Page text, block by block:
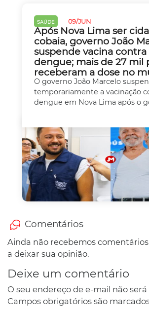
SAÚDE 09/JUN
Após Nova Lima ser
cobaia, governo João
suspende vacina contra
dengue; mais de 27 mil
receberam a dose no
O governo João Marcelo
temporariamente a vacinação
dengue em Nova Lima após o
Comentários
Ainda não recebemos
a deixar sua opinião.
Deixe um comentário
O seu endereço de e-mail não
Campos obrigatórios são